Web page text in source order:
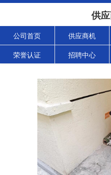
供
公司首页 供应商机
荣誉认证 招聘中心